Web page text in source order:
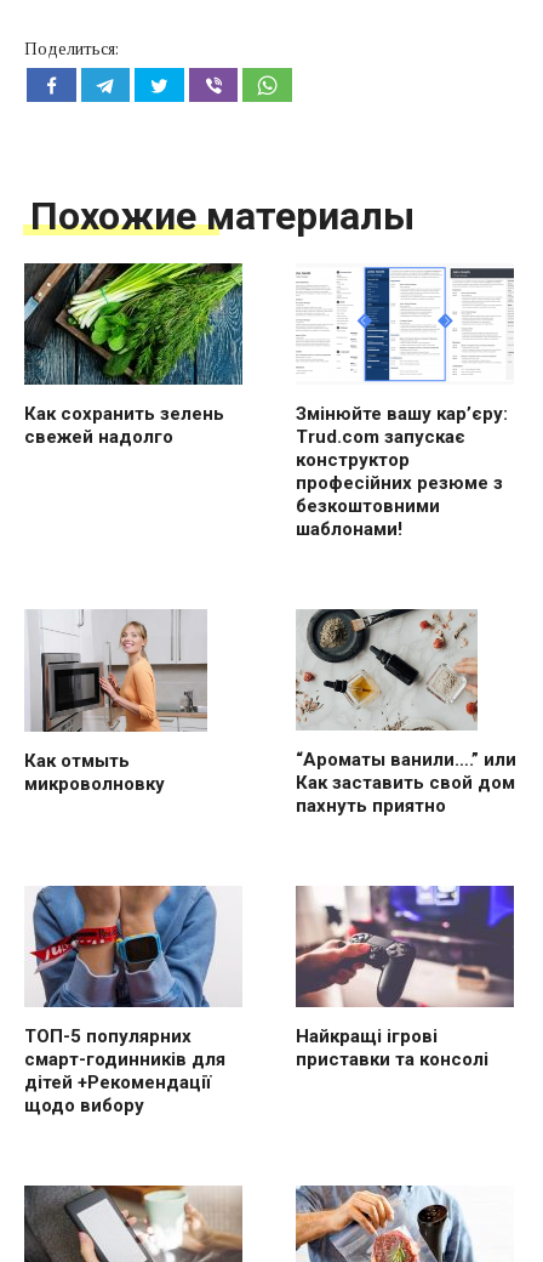
Поделиться:
Похожие материалы
Как сохранить зелень
свежей надолго
Змінюйте вашу кар’єру:
Trud.com запускає
конструктор
професійних резюме з
безкоштовними
шаблонами!
Как отмыть
микроволновку
“Ароматы ванили….” или
Как заставить свой дом
пахнуть приятно
ТОП-5 популярних
смарт-годинників для
дітей +Рекомендації
щодо вибору
Найкращі ігрові
приставки та консолі